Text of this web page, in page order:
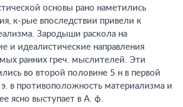
основы рано наметились
к-рые впоследствии привели к
Зародыши раскола на
и идеалистические направления
ранних греч. мыслителей. Эти
во второй половине 5 н в первой
в противоположность материализма и
ясно выступает в А. ф.